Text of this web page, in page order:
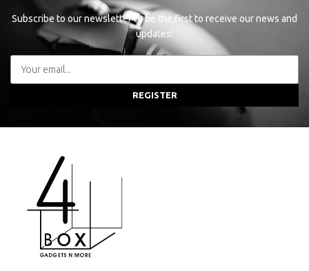
Subscribe to our newsletter to be the first to receive our news and
updates!
REGISTER